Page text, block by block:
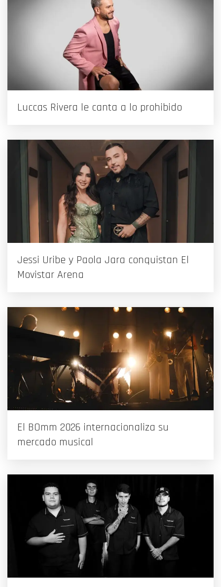
Luccas Rivera le canta a lo prohibido
Jessi Uribe y Paola Jara conquistan El
Movistar Arena
El BOmm 2026 internacionaliza su
mercado musical